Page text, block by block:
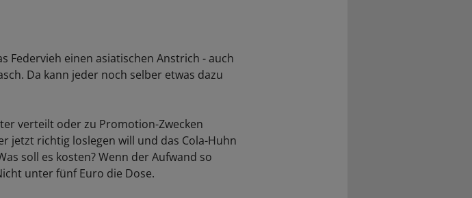
Federvieh einen asiatischen Anstrich - auch
Da kann jeder noch selber etwas dazu
verteilt oder zu Promotion-Zwecken
jetzt richtig loslegen will und das Cola-Huhn
soll es kosten? Wenn der Aufwand so
unter fünf Euro die Dose.